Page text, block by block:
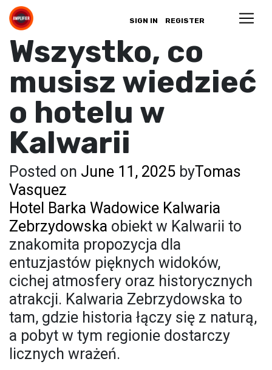
SIGN IN REGISTER
Wszystko, co
musisz wiedzieć
o hotelu w
Kalwarii
Posted on June 11, 2025 byTomas
Vasquez
Hotel Barka Wadowice Kalwaria
Zebrzydowska obiekt w Kalwarii to
znakomita propozycja dla
entuzjastów pięknych widoków,
cichej atmosfery oraz historycznych
atrakcji. Kalwaria Zebrzydowska to
tam, gdzie historia łączy się z naturą,
a pobyt w tym regionie dostarczy
licznych wrażeń.